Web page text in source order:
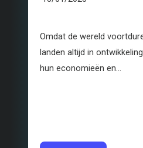
Omdat de wereld
landen altijd in
hun economieën en...